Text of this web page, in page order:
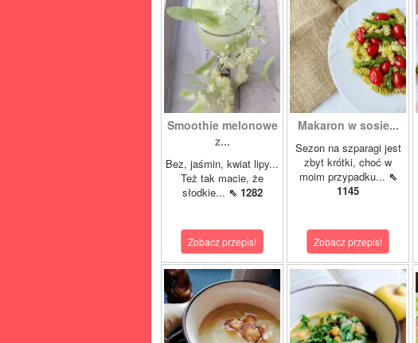
Smoothie melonowe
z...
Bez, jaśmin, kwiat lipy...
Też tak macie, że
słodkie... ⇖ 1282
Zobacz przepis!
Makaron w sosie...
Sezon na szparagi jest
zbyt krótki, choć w
moim przypadku... ⇖
1145
Zobacz przepis!